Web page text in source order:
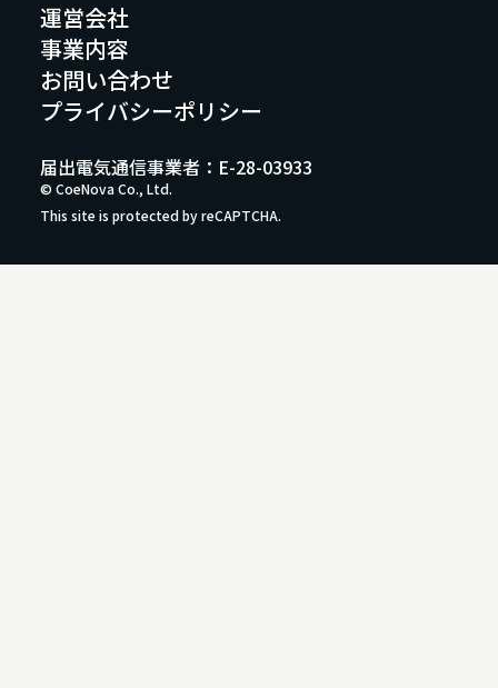
運営会社
事業内容
お問い合わせ
プライバシーポリシー
© CoeNova Co., Ltd.
This site is protected by reCAPTCHA.
届出電気通信事業者：E-28-03933